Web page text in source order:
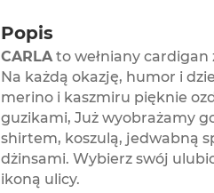
Popis
CARLA to wełniany
Na każdą okazję, humor i
merino i kaszmiru pięknie
guzikami, Już wyobrażamy
shirtem, koszulą, jedwabną
dżinsami. Wybierz swój
ikoną ulicy.